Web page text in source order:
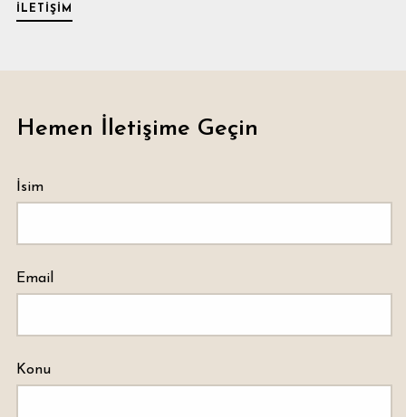
İLETIŞIM
Hemen İletişime Geçin
İsim
Email
Konu